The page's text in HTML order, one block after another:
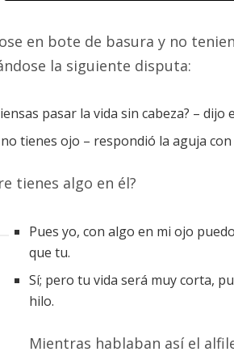
en bote de basura y no
la siguiente disputa:
pasar la vida sin cabeza? – dijo
tienes ojo – respondió la aguja
tienes algo en él?
Pues yo, con algo en mi ojo
que tu.
Sí; pero tu vida será muy corta,
hilo.
Mientras hablaban así el